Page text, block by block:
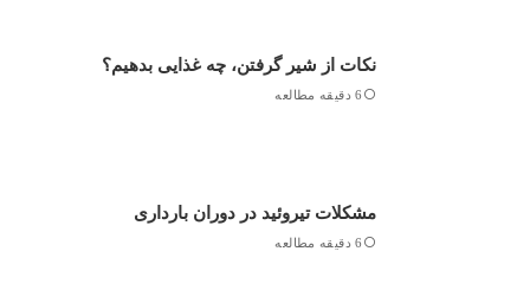
نکات از شیر گرفتن، چه غذایی بدهیم؟
6 دقیقه مطالعه
مشکلات تیروئید در دوران بارداری
6 دقیقه مطالعه